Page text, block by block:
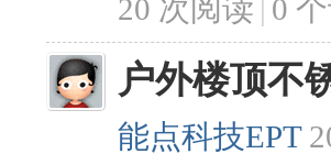
20 次阅读 | 0
户外楼顶不
能点科技EPT